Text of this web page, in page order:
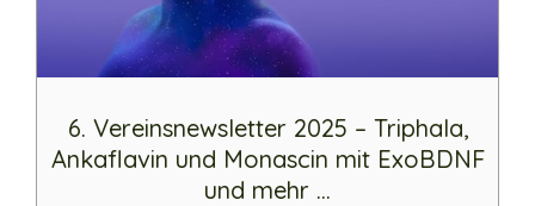
6. Vereinsnewsletter 2025 – Triphala,
Ankaflavin und Monascin mit ExoBDNF
und mehr …